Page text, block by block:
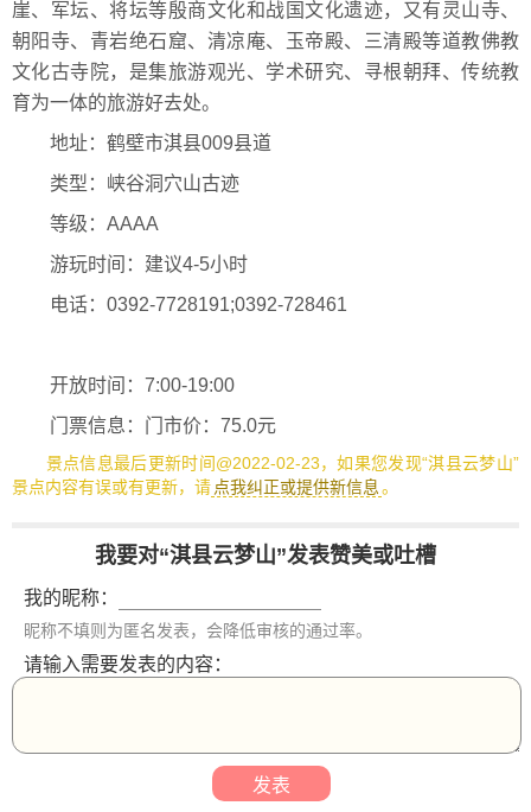
崖、军坛、将坛等殷商文化和战国文化遗迹，又有灵山寺、
朝阳寺、青岩绝石窟、清凉庵、玉帝殿、三清殿等道教佛教
文化古寺院，是集旅游观光、学术研究、寻根朝拜、传统教
育为一体的旅游好去处。
地址：鹤壁市淇县009县道
类型：峡谷洞穴山古迹
等级：AAAA
游玩时间：建议4-5小时
电话：0392-7728191;0392-728461
开放时间：7:00-19:00
门票信息：门市价：75.0元
景点信息最后更新时间@2022-02-23，如果您发现“淇县云梦山”
景点内容有误或有更新，请 点我纠正或提供新信息。
我要对“淇县云梦山”发表赞美或吐槽
我的昵称：
昵称不填则为匿名发表，会降低审核的通过率。
请输入需要发表的内容：